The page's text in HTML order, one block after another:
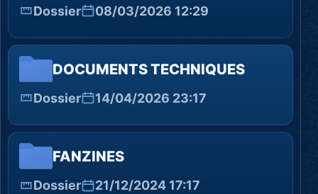
Dossier 08/03/2026 12:29
DOCUMENTS TECHNIQUES
Dossier 14/04/2026 23:17
FANZINES
Dossier 21/12/2024 17:17